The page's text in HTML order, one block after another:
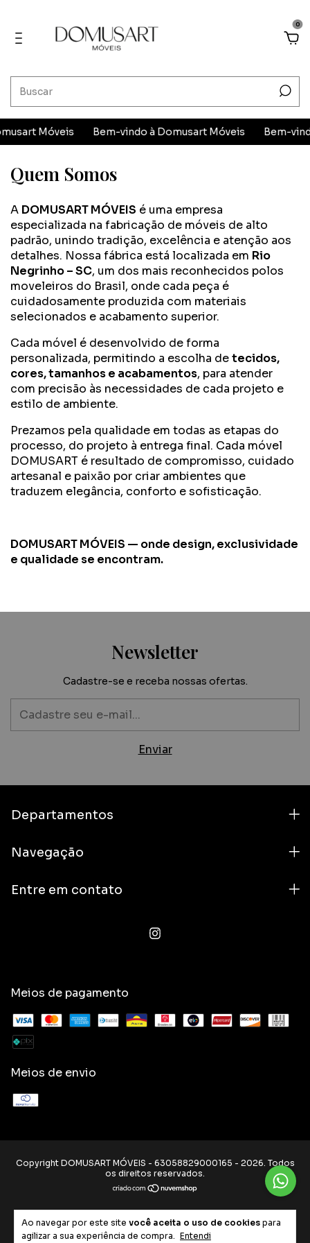
0
Móveis Bem-vindo à Domusart Móveis Bem-
Ao navegar por este site você aceita o uso de cookies para
agilizar a sua experiência de compra. Entendi
Quem Somos
A DOMUSART MÓVEIS é uma empresa
especializada na fabricação de móveis de alto
padrão, unindo tradição, excelência e atenção aos
detalhes. Nossa fábrica está localizada em Rio
Negrinho – SC, um dos mais reconhecidos polos
moveleiros do Brasil, onde cada peça é
cuidadosamente produzida com materiais
selecionados e acabamento superior.
Cada móvel é desenvolvido de forma
personalizada, permitindo a escolha detecidos,
cores, tamanhos e acabamentos, para atender
com precisão às necessidades de cada projeto e
estilo de ambiente.
Prezamos pela qualidade em todas as etapas do
processo, do projeto à entrega final. Cada móvel
DOMUSART é resultado de compromisso, cuidado
artesanal e paixão por criar ambientes que
traduzem elegância, conforto e sofisticação.
DOMUSART MÓVEIS — onde design, exclusividade
e qualidade se encontram.
Newsletter
Cadastre-se e receba nossas ofertas.
Departamentos
Navegação
Entre em contato
Meios de pagamento
Meios de envio
Copyright DOMUSART MÓVEIS - 63058829000165 - 2026. Todos
os direitos reservados.